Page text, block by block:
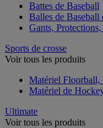
Battes de Baseball
Balles de Baseball
Gants,
Sports de crosse
Voir tous les produits
Matériel Floorball,
Matériel de
Ultimate
Voir tous les produits